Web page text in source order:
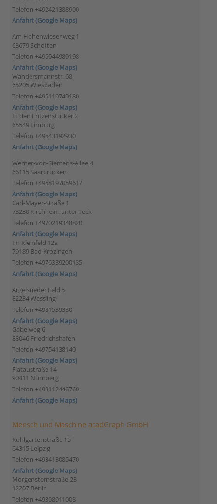
Telefon +492421388900
Anfahrt (Google Maps)
Am Hohenwiesenweg 1
63679 Schotten
Telefon +496044989198
Anfahrt (Google Maps)
Wandersmannstr. 68
65205 Wiesbaden
Telefon +496119749180
Anfahrt (Google Maps)
In den Fritzenstücker 2
65549 Limburg
Telefon +49643192930
Anfahrt (Google Maps)
Werner-von-Siemens-Allee 4
66115 Saarbrücken
Telefon +4968197059617
Anfahrt (Google Maps)
Carl-Mayer-Straße 1
73230 Kirchheim unter Teck
Telefon +4970219348820
Anfahrt (Google Maps)
Im Kleinfeld 12a
79189 Bad Krozingen
Telefon +4976339200135
Anfahrt (Google Maps)
Argelsrieder Feld 5
82234 Wessling
Telefon +4981539330
Anfahrt (Google Maps)
Gabelweg 6
88046 Friedrichshafen
Telefon +49754138140
Anfahrt (Google Maps)
Flataustraße 14
90411 Nürnberg
Telefon +499112446760
Anfahrt (Google Maps)
Mensch und Maschine acadGraph GmbH
Kohlgartenstraße 15
04315 Leipzig
Telefon +493413085470
Anfahrt (Google Maps)
Morgensternstraße 23
12207 Berlin
Telefon +49308911008